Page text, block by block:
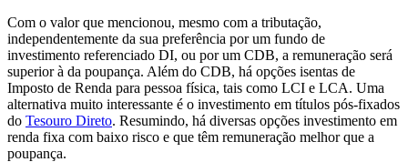
Com o valor que mencionou, mesmo com a tributação,
independentemente da sua preferência por um fundo de
investimento referenciado DI, ou por um CDB, a remuneração será
superior à da poupança. Além do CDB, há opções isentas de
Imposto de Renda para pessoa física, tais como LCI e LCA. Uma
alternativa muito interessante é o investimento em títulos pós-fixados
do Tesouro Direto. Resumindo, há diversas opções investimento em
renda fixa com baixo risco e que têm remuneração melhor que a
poupança.